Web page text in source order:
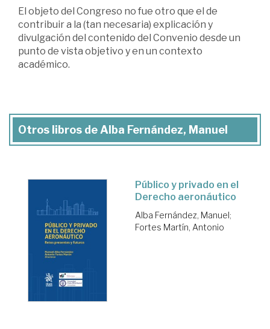
El objeto del Congreso no fue otro que el de
contribuir a la (tan necesaria) explicación y
divulgación del contenido del Convenio desde un
punto de vista objetivo y en un contexto
académico.
Otros libros de Alba Fernández, Manuel
Público y privado en el
Derecho aeronáutico
Alba Fernández, Manuel;
Fortes Martín, Antonio